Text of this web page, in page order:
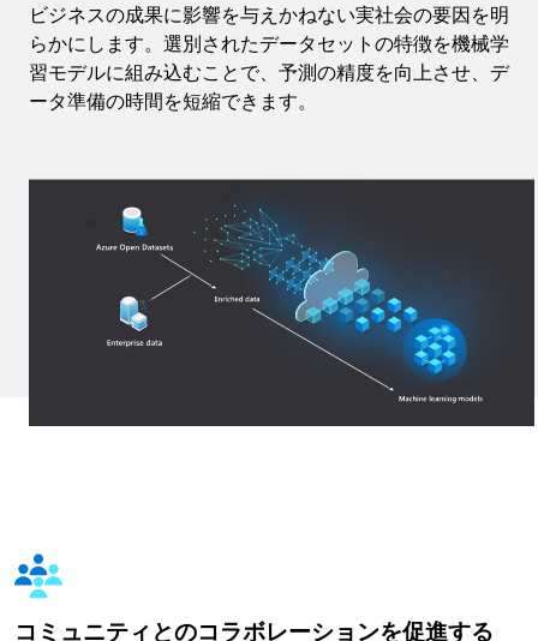
ビジネスの成果に影響を与えかねない実社会の要因を明
らかにします。選別されたデータセットの特徴を機械学
習モデルに組み込むことで、予測の精度を向上させ、デ
ータ準備の時間を短縮できます。
コミュニティとのコラボレーションを促進する